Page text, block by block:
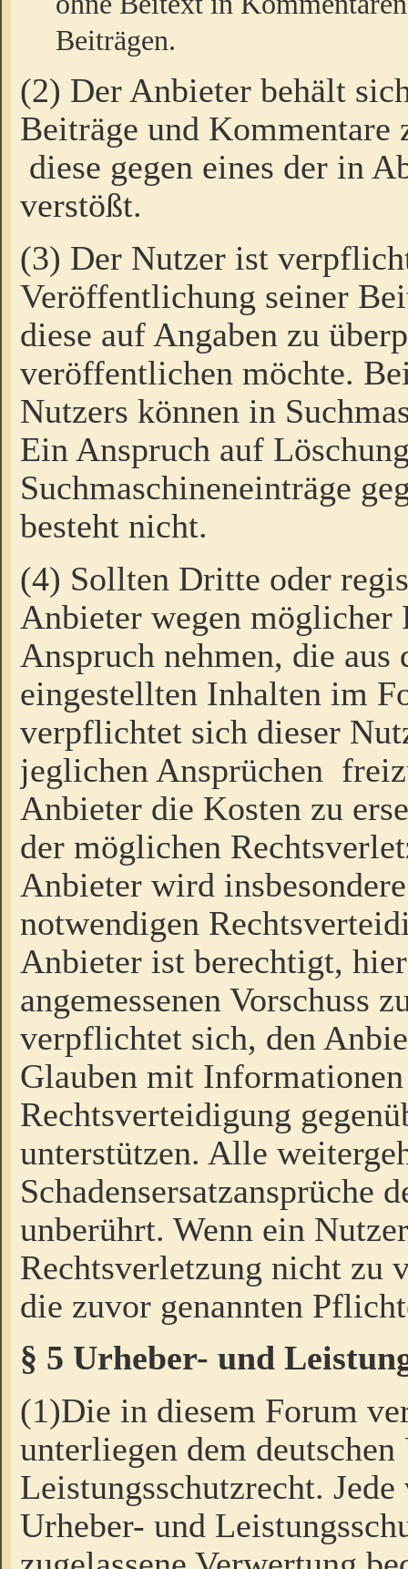
Beiträgen.
(2) Der Anbieter behält
Beiträge und Kommentare
diese gegen eines der in
verstößt.
(3) Der Nutzer ist
Veröffentlichung seiner
diese auf Angaben zu
veröffentlichen möchte.
Nutzers können in
Ein Anspruch auf
Suchmaschineneinträge
besteht nicht.
(4) Sollten Dritte oder
Anbieter wegen möglicher
Anspruch nehmen, die
eingestellten Inhalten im
verpflichtet sich dieser
jeglichen Ansprüchen
Anbieter die Kosten zu
der möglichen
Anbieter wird
notwendigen
Anbieter ist berechtigt,
angemessenen Vorschuss
verpflichtet sich, den
Glauben mit
Rechtsverteidigung
unterstützen. Alle
Schadensersatzansprüche
unberührt. Wenn ein
Rechtsverletzung nicht zu
die zuvor genannten
§ 5 Urheber- und
(1)Die in diesem Forum
unterliegen dem
Leistungsschutzrecht.
Urheber- und